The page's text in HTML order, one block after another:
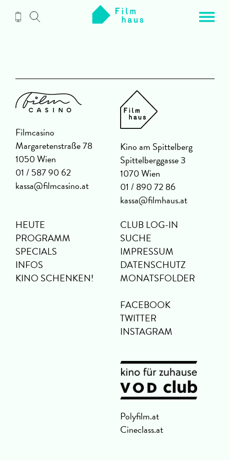
Inhalt
Filmcasino
Margaretenstraße 78
1050 Wien
01 / 587 90 62
kassa@filmcasino.at
Kino am Spittelberg
Spittelberggasse 3
1070 Wien
01 / 890 72 86
kassa@filmhaus.at
HEUTE
PROGRAMM
SPECIALS
INFOS
KINO SCHENKEN!
CLUB LOG-IN
SUCHE
IMPRESSUM
DATENSCHUTZ
MONATSFOLDER
FACEBOOK
TWITTER
INSTAGRAM
Polyfilm.at
Cineclass.at